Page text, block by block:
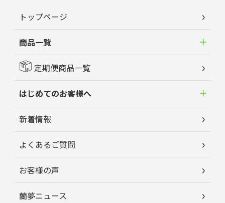
トップページ
商品一覧
定期便商品一覧
はじめてのお客様へ
新着情報
よくあるご質問
お客様の声
蘭夢ニュース